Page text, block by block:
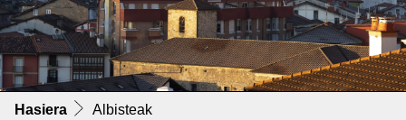
Hasiera Albisteak